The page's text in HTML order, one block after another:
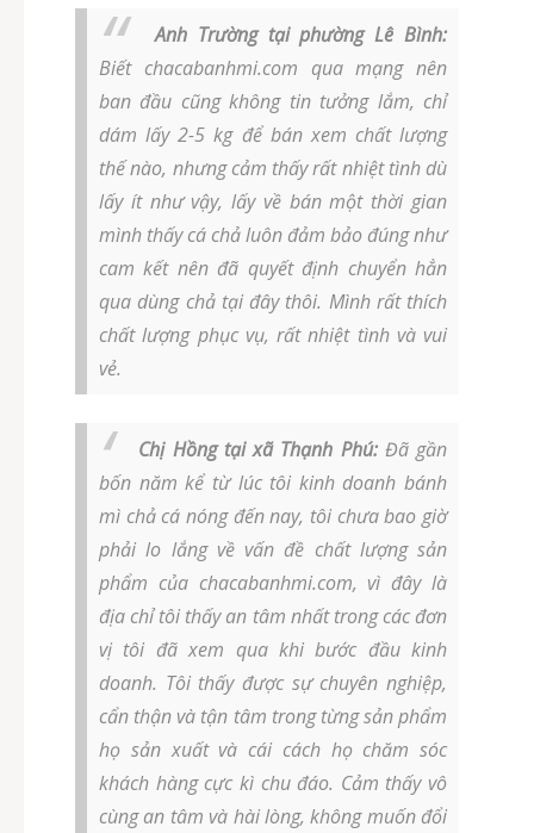
Anh Trường tại phường Lê Bình:
Biết chacabanhmi.com qua mạng nên
ban đầu cũng không tin tưởng lắm, chỉ
dám lấy 2-5 kg để bán xem chất lượng
thế nào, nhưng cảm thấy rất nhiệt tình dù
lấy ít như vậy, lấy về bán một thời gian
mình thấy cá chả luôn đảm bảo đúng như
cam kết nên đã quyết định chuyển hẳn
qua dùng chả tại đây thôi. Mình rất thích
chất lượng phục vụ, rất nhiệt tình và vui
vẻ.
Chị Hồng tại xã Thạnh Phú:Đã gần
bốn năm kể từ lúc tôi kinh doanh bánh
mì chả cá nóng đến nay, tôi chưa bao giờ
phải lo lắng về vấn đề chất lượng sản
phẩm của chacabanhmi.com, vì đây là
địa chỉ tôi thấy an tâm nhất trong các đơn
vị tôi đã xem qua khi bước đầu kinh
doanh. Tôi thấy được sự chuyên nghiệp,
cẩn thận và tận tâm trong từng sản phẩm
họ sản xuất và cái cách họ chăm sóc
khách hàng cực kì chu đáo. Cảm thấy vô
cùng an tâm và hài lòng, không muốn đổi